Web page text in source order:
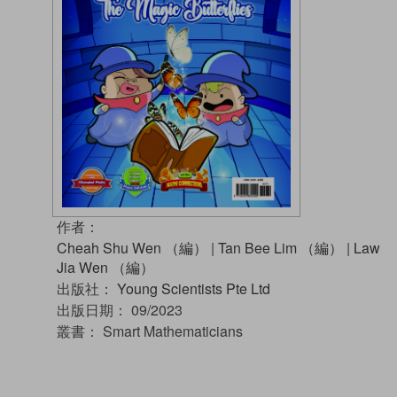
作者：
Cheah Shu Wen （編）
| Tan Bee Lim （編） | Law
Jia Wen （編）
出版社： Young Scientists Pte Ltd
出版日期： 09/2023
叢書： Smart Mathematicians